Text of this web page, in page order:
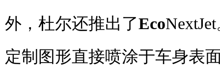
外，杜尔还推出了Eco
定制图形直接喷涂于车身表